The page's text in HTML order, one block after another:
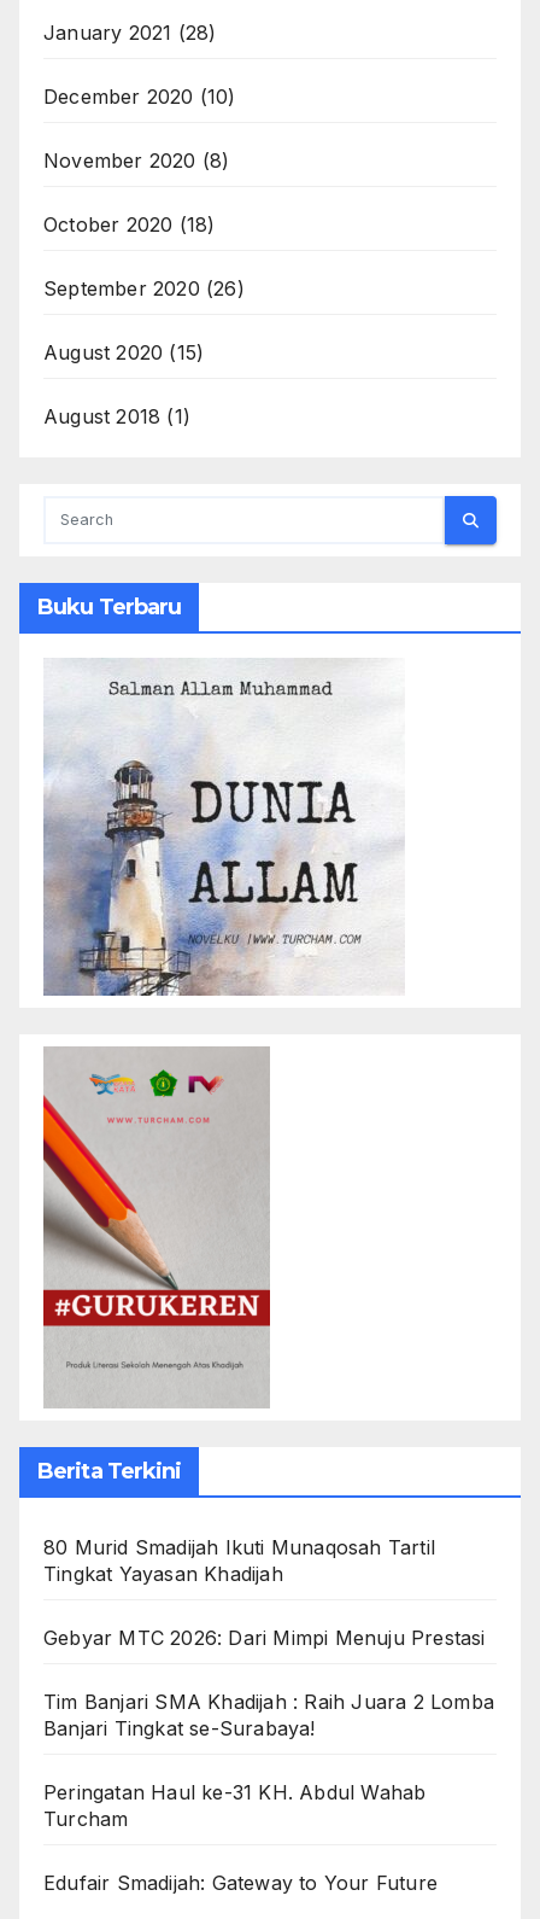
January 2021 (28)
December 2020 (10)
November 2020 (8)
October 2020 (18)
September 2020 (26)
August 2020 (15)
August 2018 (1)
Buku Terbaru
Berita Terkini
80 Murid Smadijah Ikuti Munaqosah Tartil
Tingkat Yayasan Khadijah
Gebyar MTC 2026: Dari Mimpi Menuju Prestasi
Tim Banjari SMA Khadijah : Raih Juara 2 Lomba
Banjari Tingkat se-Surabaya!
Peringatan Haul ke-31 KH. Abdul Wahab
Turcham
Edufair Smadijah: Gateway to Your Future